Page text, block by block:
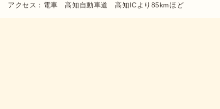
アクセス：電車　高知自動車道　高知ICより85kmほど